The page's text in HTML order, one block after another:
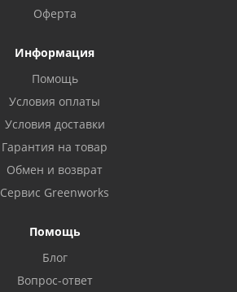
Оферта
Информация
Помощь
Условия оплаты
Условия доставки
Гарантия на товар
Обмен и возврат
Сервис Greenworks
Помощь
Блог
Вопрос-ответ